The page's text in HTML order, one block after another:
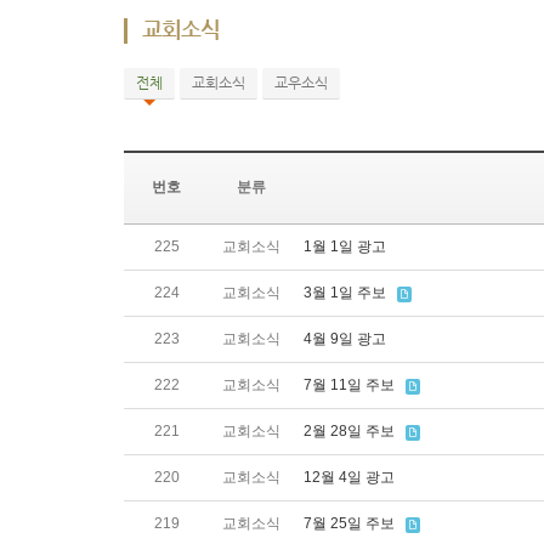
교회소식
전체 교회소식 교우소식
번호 분류
225 교회소식 1월 1일 광고
224 교회소식 3월 1일 주보
223 교회소식 4월 9일 광고
222 교회소식 7월 11일 주보
221 교회소식 2월 28일 주보
220 교회소식 12월 4일 광고
219 교회소식 7월 25일 주보